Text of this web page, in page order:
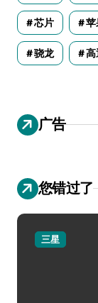
芯片 苹
骁龙 高
广告
您错过了
三星